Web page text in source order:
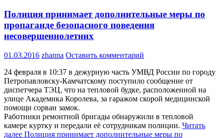
Полиция принимает дополнительные меры по
пропаганде безопасного поведения
несовершеннолетних
01.03.2016 zhanna Оставить комментарий
24 февраля в 10:37 в дежурную часть УМВД России по городу
Петропавловску-Камчатскому поступило сообщение от
диспетчера ТЭЦ, что на тепловой будке, расположенной на
улице Академика Королева, за гаражом скорой медицинской
помощи сорван замок.
Работники ремонтной бригады обнаружили в тепловой
камере куртку и передали её сотрудникам полиции. Читать
далее Полиция принимает дополнительные меры по